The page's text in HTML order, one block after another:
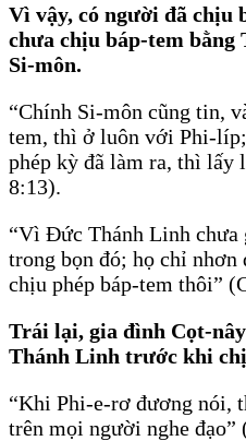
Vì vậy, có người đã chịu
chưa chịu báp-tem
Si-môn.
“Chính Si-môn cũng tin,
tem, thì ở luôn với Phi-
phép kỳ đã làm ra, thì lấy
8:13).
“Vì Ðức Thánh Linh chưa
trong bọn đó; họ chỉ nhơn
chịu phép báp-tem thôi”
Trái lại, gia đình Cọt-
Thánh Linh trước khi
“Khi Phi-e-rơ đương nói,
trên mọi người nghe đạo”